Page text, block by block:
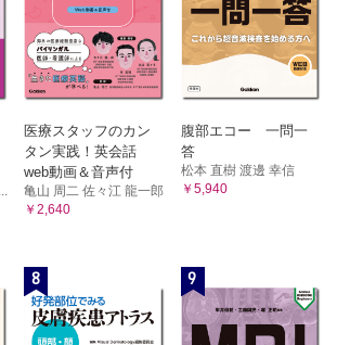
医療スタッフのカン
タン実践！英会話
web動画＆音声付
亀山 周二 佐々江 龍一郎
￥2,640
腹部エコー 一問一
答
松本 直樹 渡邊 幸信
￥5,940
8 9